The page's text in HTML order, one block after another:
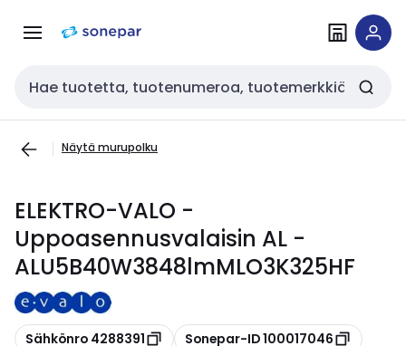
navigointiinsisältöön
Haku
Näytä murupolku
ELEKTRO-VALO -
Uppoasennusvalaisin AL -
ALU5B40W3848lmMLO3K325HF
Kopioi
Sähkönro 4288391 Kopioi
Sonepar-ID 100017046